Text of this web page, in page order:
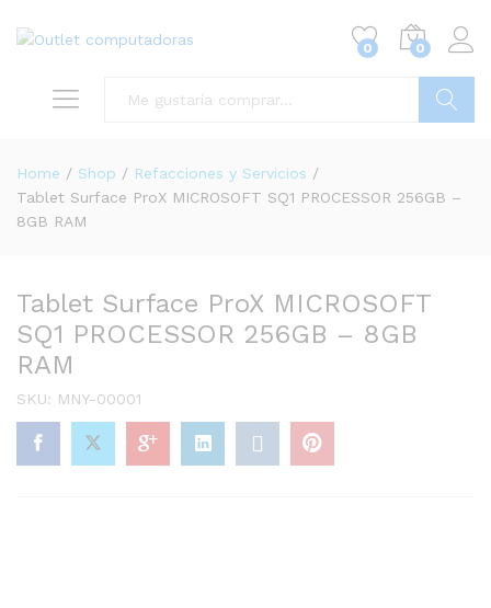
0 0
Home / Shop / Refacciones y Servicios /
Tablet Surface ProX MICROSOFT SQ1 PROCESSOR 256GB –
8GB RAM
Tablet Surface ProX MICROSOFT
SQ1 PROCESSOR 256GB – 8GB
RAM
SKU: MNY-00001